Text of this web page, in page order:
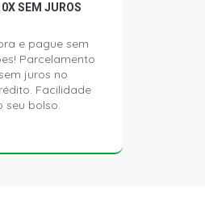
SEM JUROS
e pague sem
Parcelamento
juros no
Facilidade
seu bolso.